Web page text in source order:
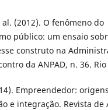
al. (2012). O fenômeno do
público: um ensaio
construto na
da ANPAD, n. 36. Rio
Empreendedor:
e integração. Revista de